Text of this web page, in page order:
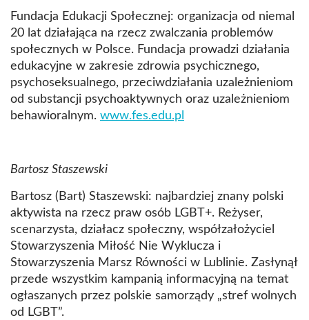
Fundacja Edukacji Społecznej: organizacja od niemal
20 lat działająca na rzecz zwalczania problemów
społecznych w Polsce. Fundacja prowadzi działania
edukacyjne w zakresie zdrowia psychicznego,
psychoseksualnego, przeciwdziałania uzależnieniom
od substancji psychoaktywnych oraz uzależnieniom
behawioralnym. www.fes.edu.pl
Bartosz Staszewski
Bartosz (Bart) Staszewski: najbardziej znany polski
aktywista na rzecz praw osób LGBT+. Reżyser,
scenarzysta, działacz społeczny, współzałożyciel
Stowarzyszenia Miłość Nie Wyklucza i
Stowarzyszenia Marsz Równości w Lublinie. Zasłynął
przede wszystkim kampanią informacyjną na temat
ogłaszanych przez polskie samorządy „stref wolnych
od LGBT”.